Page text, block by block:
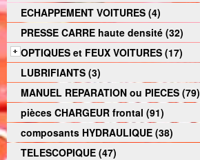
ECHAPPEMENT VOITURES (4)
PRESSE CARRE haute densité (32)
OPTIQUES et FEUX VOITURES (17)
LUBRIFIANTS (3)
MANUEL REPARATION ou PIECES (79)
pièces CHARGEUR frontal (91)
composants HYDRAULIQUE (38)
TELESCOPIQUE (47)